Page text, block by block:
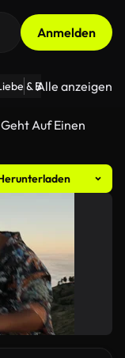
Anmelden
& Beziehungen
Alle anzeigen
Auf Einen